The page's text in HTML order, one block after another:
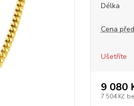
Délka
Cena
Ušetříte
9 080
7 504 Kč